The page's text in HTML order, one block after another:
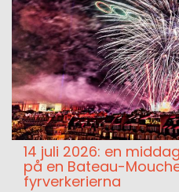
14 juli 2026: en
på en Bateau-
fyrverkerierna